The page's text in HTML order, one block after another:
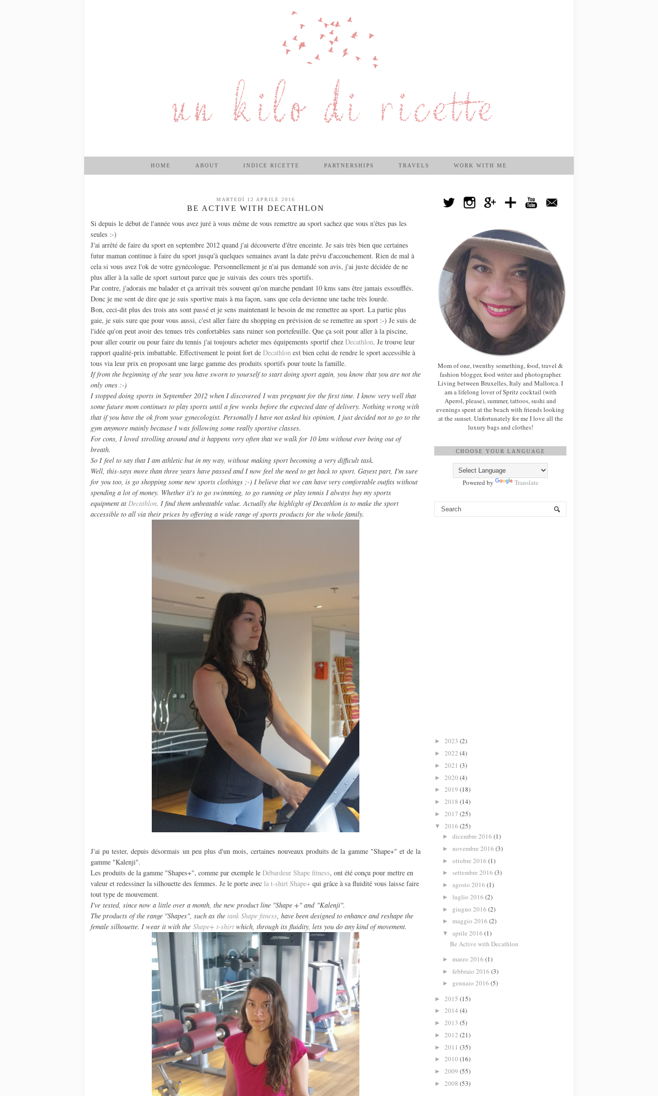
HOME ABOUT INDICE RICETTE PARTNERSHIPS TRAVELS WORK WITH ME
MARTEDÌ 12 APRILE 2016
BE ACTIVE WITH DECATHLON
Si depuis le début de l'année vous avez juré à vous même de vous remettre au sport sachez que vous n'êtes pas les
seules :-)
J'ai arrêté de faire du sport en septembre 2012 quand j'ai découverte d'être enceinte. Je sais très bien que certaines
futur maman continue à faire du sport jusqu'à quelques semaines avant la date prévu d'accouchement. Rien de mal à
cela si vous avez l'ok de votre gynécologue. Personnellement je n'ai pas demandé son avis, j'ai juste décidée de ne
plus aller à la salle de sport surtout parce que je suivais des cours très sportifs.
Par contre, j'adorais me balader et ça arrivait très souvent qu'on marche pendant 10 kms sans être jamais essoufflés.
Donc je me sent de dire que je suis sportive mais à ma façon, sans que cela devienne une tache très lourde.
Bon, ceci-dit plus des trois ans sont passé et je sens maintenant le besoin de me remettre au sport. La partie plus
gaie, je suis sure que pour vous aussi, c'est aller faire du shopping en prévision de se remettre au sport :-) Je suis de
l'idée qu'on peut avoir des tenues très confortables sans ruiner son portefeuille. Que ça soit pour aller à la piscine,
pour aller courir ou pour faire du tennis j'ai toujours acheter mes équipements sportif chez Decathlon. Je trouve leur
rapport qualité-prix imbattable. Effectivement le point fort de Decathlon est bien celui de rendre le sport accessible à
tous via leur prix en proposant une large gamme des produits sportifs pour toute la famille.
If from the beginning of the year you have sworn to yourself to start doing sport again, you know that you are not the
only ones :-)
I stopped doing sports in September 2012 when I discovered I was pregnant for the first time. I know very well that
some future mom continues to play sports until a few weeks before the expected date of delivery. Nothing wrong with
that if you have the ok from your gynecologist. Personally I have not asked his opinion, I just decided not to go to the
gym anymore mainly because I was following some really sportive classes.
For cons, I loved strolling around and it happens very often that we walk for 10 kms without ever being out of
breath.
So I feel to say that I am athletic but in my way, without making sport becoming a very difficult task.
Well, this-says more than three years have passed and I now feel the need to get back to sport. Gayest part, I'm sure
for you too, is go shopping some new sports clothings ;-) I believe that we can have very comfortable outfits without
spending a lot of money. Whether it's to go swimming, to go running or play tennis I always buy my sports
equipment at Decathlon. I find them unbeatable value. Actually the highlight of Decathlon is to make the sport
accessible to all via their prices by offering a wide range of sports products for the whole family.
J'ai pu tester, depuis désormais un peu plus d'un mois, certaines nouveaux produits de la gamme "Shape+" et de la
gamme "Kalenji".
Les produits de la gamme "Shapes+", comme par exemple le Débardeur Shape fitness, ont été conçu pour mettre en
valeur et redessiner la silhouette des femmes. Je le porte avec la t-shirt Shape+ qui grâce à sa fluidité vous laisse faire
tout type de mouvement.
I've tested, since now a little over a month, the new product line "Shape +" and "Kalenji".
The products of the range "Shapes", such as the tank Shape fitness, have been designed to enhance and reshape the
female silhouette. I wear it with the Shape+ t-shirt which, through its fluidity, lets you do any kind of movement.
Mom of one, twenthy something, food, travel &
fashion blogger, food writer and photographer.
Living between Bruxelles, Italy and Mallorca. I
am a lifelong lover of Spritz cocktail (with
Aperol, please), summer, tattoos, sushi and
evenings spent at the beach with friends looking
at the sunset. Unfortunately for me I love all the
luxury bags and clothes!
CHOOSE YOUR LANGUAGE
Powered by Translate
► 2023 (2)
► 2022 (4)
► 2021 (3)
► 2020 (4)
► 2019 (18)
► 2018 (14)
► 2017 (25)
▼ 2016 (25)
► dicembre 2016 (1)
► novembre 2016 (3)
► ottobre 2016 (1)
► settembre 2016 (3)
► agosto 2016 (1)
► luglio 2016 (2)
► giugno 2016 (2)
► maggio 2016 (2)
▼ aprile 2016 (1)
Be Active with Decathlon
► marzo 2016 (1)
► febbraio 2016 (3)
► gennaio 2016 (5)
► 2015 (15)
► 2014 (4)
► 2013 (5)
► 2012 (21)
► 2011 (35)
► 2010 (16)
► 2009 (55)
► 2008 (53)